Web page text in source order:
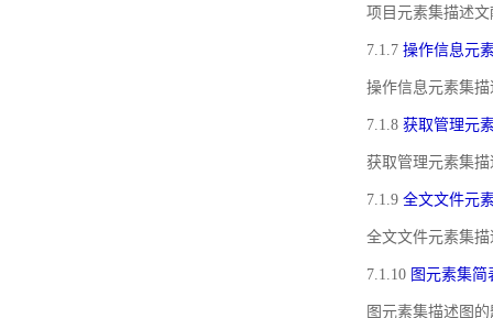
项目元素集描述
7.1.7 操作信息元
操作信息元素集
7.1.8 获取管理元
获取管理元素集
7.1.9 全文文件元
全文文件元素集
7.1.10 图元素集简
图元素集描述图